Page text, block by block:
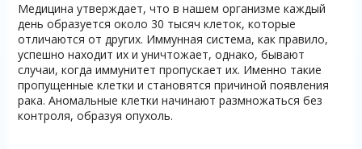
Медицина утверждает, что в нашем организме каждый
день образуется около 30 тысяч клеток, которые
отличаются от других. Иммунная система, как правило,
успешно находит их и уничтожает, однако, бывают
случаи, когда иммунитет пропускает их. Именно такие
пропущенные клетки и становятся причиной появления
рака. Аномальные клетки начинают размножаться без
контроля, образуя опухоль.